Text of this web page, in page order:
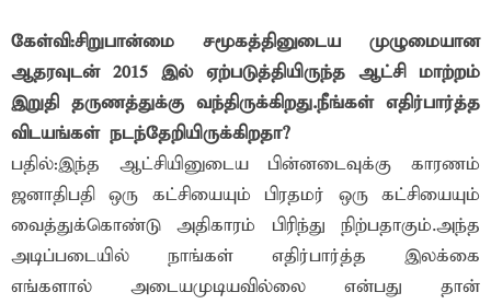
கேள்வி:சிறுபான்மை சமூகத்தினுடைய முழுமையான
ஆதரவுடன் 2015 இல் ஏற்படுத்தியிருந்த ஆட்சி மாற்றம்
இறுதி தருணத்துக்கு வந்திருக்கிறது.நீங்கள் எதிர்பார்த்த
விடயங்கள் நடந்தேறியிருக்கிறதா?
பதில்:இந்த ஆட்சியினுடைய பின்னடைவுக்கு காரணம்
ஜனாதிபதி ஒரு கட்சியையும் பிரதமர் ஒரு கட்சியையும்
வைத்துக்கொண்டு அதிகாரம் பிரிந்து நிற்பதாகும்.அந்த
அடிப்படையில் நாங்கள் எதிர்பார்த்த இலக்கை
எங்களால் அடையமுடியவில்லை என்பது தான்